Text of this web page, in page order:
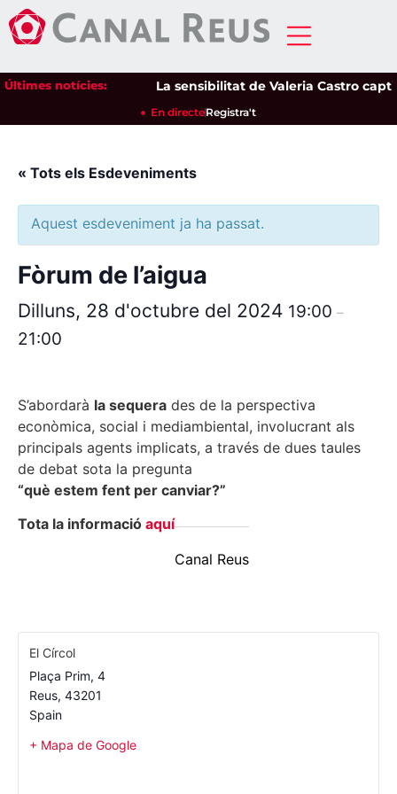
Últimes notícies: La sensibilitat de Valeria Castro
En directeRegistra't
« Tots els Esdeveniments
Aquest esdeveniment ja ha passat.
Fòrum de l’aigua
Dilluns, 28 d'octubre del 2024 19:00 –
21:00
S’abordarà la sequera des de la perspectiva
econòmica, social i mediambiental, involucrant als
principals agents implicats, a través de dues taules
de debat sota la pregunta
“què estem fent per canviar?”
Tota la informació aquí
Canal Reus
El Círcol
Plaça Prim, 4
Reus, 43201
Spain
+ Mapa de Google